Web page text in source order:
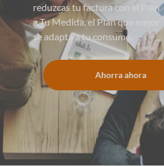
reduzcas tu factura con el Plan
a Tu Medida, el Plan que mejor
se adapta a tu consumo.
Ahorra ahora